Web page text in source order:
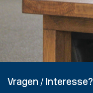
Vragen / Interesse?